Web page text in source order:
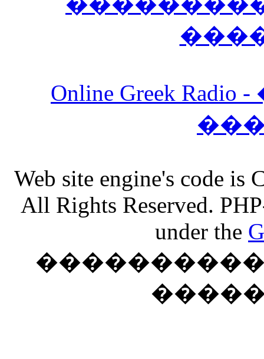
Online Greek
Web site engine's code
All Rights Reserved.
under the
����������